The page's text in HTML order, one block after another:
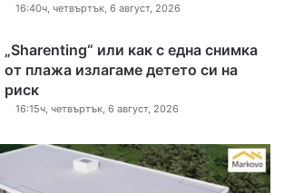
16:40ч, четвъртък, 6 август, 2026
„Sharenting“ или как с една снимка
от плажа излагаме детето си на
риск
16:15ч, четвъртък, 6 август, 2026